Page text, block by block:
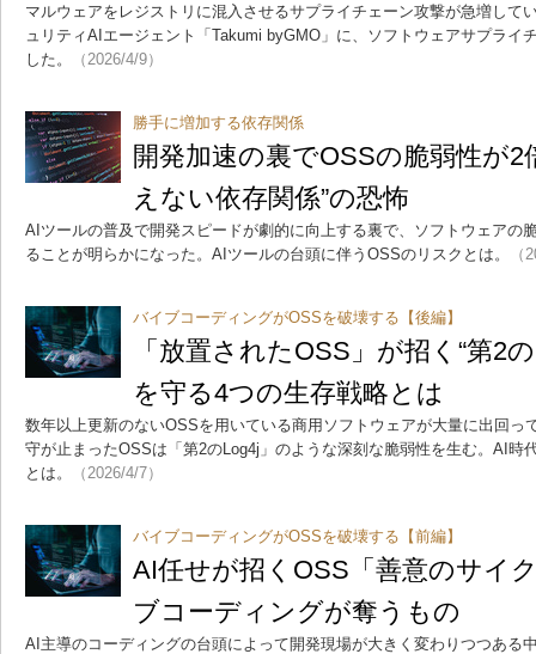
マルウェアをレジストリに混入させるサプライチェーン攻撃が急増して
ュリティAIエージェント「Takumi byGMO」に、ソフトウェアサプライ
した。
（2026/4/9）
勝手に増加する依存関係
開発加速の裏でOSSの脆弱性が
えない依存関係”の恐怖
AIツールの普及で開発スピードが劇的に向上する裏で、ソフトウェアの
ることが明らかになった。AIツールの台頭に伴うOSSのリスクとは。
（
バイブコーディングがOSSを破壊する【後編】
「放置されたOSS」が招く“第2
を守る4つの生存戦略とは
数年以上更新のないOSSを用いている商用ソフトウェアが大量に出回っ
守が止まったOSSは「第2のLog4j」のような深刻な脆弱性を生む。AI時
とは。
（2026/4/7）
バイブコーディングがOSSを破壊する【前編】
AI任せが招くOSS「善意のサイ
ブコーディングが奪うもの
AI主導のコーディングの台頭によって開発現場が大きく変わりつつある